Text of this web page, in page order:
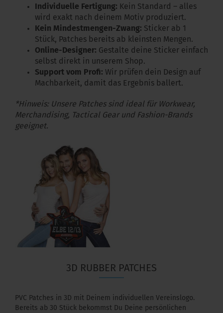
Individuelle Fertigung: Kein Standard – alles
wird exakt nach deinem Motiv produziert.
Kein Mindestmengen-Zwang: Sticker ab 1
Stück, Patches bereits ab kleinsten Mengen.
Online-Designer: Gestalte deine Sticker einfach
selbst direkt in unserem Shop.
Support vom Profi: Wir prüfen dein Design auf
Machbarkeit, damit das Ergebnis ballert.
*Hinweis: Unsere Patches sind ideal für Workwear,
Merchandising, Tactical Gear und Fashion-Brands
geeignet.
3D RUBBER PATCHES
PVC Patches in 3D mit Deinem individuellen Vereinslogo.
Bereits ab 30 Stück bekommst Du Deine persönlichen